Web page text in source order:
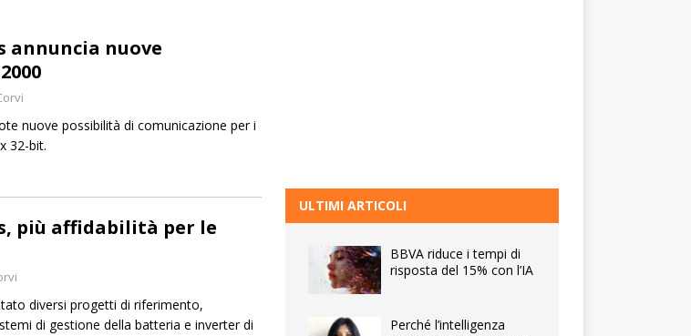
annuncia nuove
nuove possibilità di comunicazione per i
32-bit.
più affidabilità per le
diversi progetti di riferimento,
di gestione della batteria e inverter di
ULTIMI ARTICOLI
BBVA riduce i tempi di
risposta del 15% con l’IA
Perché l’intelligenza